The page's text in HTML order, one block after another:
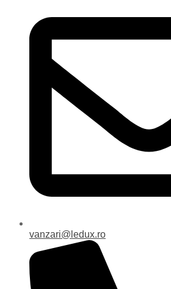
vanzari@ledux.ro